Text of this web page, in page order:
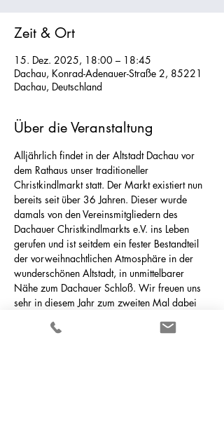
Zeit & Ort
15. Dez. 2025, 18:00 – 18:45
Dachau, Konrad-Adenauer-Straße 2, 85221
Dachau, Deutschland
Über die Veranstaltung
Alljährlich findet in der Altstadt Dachau vor
dem Rathaus unser traditioneller
Christkindlmarkt statt. Der Markt existiert nun
bereits seit über 36 Jahren. Dieser wurde
damals von den Vereinsmitgliedern des
Dachauer Christkindlmarkts e.V. ins Leben
gerufen und ist seitdem ein fester Bestandteil
der vorweihnachtlichen Atmosphäre in der
wunderschönen Altstadt, in unmittelbarer
Nähe zum Dachauer Schloß. Wir freuen uns
sehr in diesem Jahr zum zweiten Mal dabei